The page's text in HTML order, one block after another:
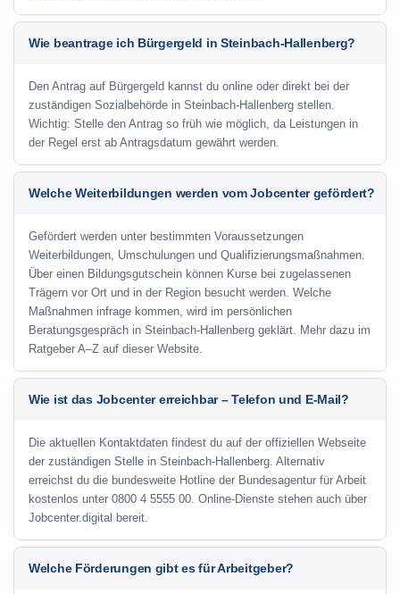
Wie beantrage ich Bürgergeld in Steinbach-Hallenberg?
Den Antrag auf Bürgergeld kannst du online oder direkt bei der
zuständigen Sozialbehörde in Steinbach-Hallenberg stellen.
Wichtig: Stelle den Antrag so früh wie möglich, da Leistungen in
der Regel erst ab Antragsdatum gewährt werden.
Welche Weiterbildungen werden vom Jobcenter gefördert?
Gefördert werden unter bestimmten Voraussetzungen
Weiterbildungen, Umschulungen und Qualifizierungsmaßnahmen.
Über einen Bildungsgutschein können Kurse bei zugelassenen
Trägern vor Ort und in der Region besucht werden. Welche
Maßnahmen infrage kommen, wird im persönlichen
Beratungsgespräch in Steinbach-Hallenberg geklärt. Mehr dazu im
Ratgeber A–Z auf dieser Website.
Wie ist das Jobcenter erreichbar – Telefon und E-Mail?
Die aktuellen Kontaktdaten findest du auf der offiziellen Webseite
der zuständigen Stelle in Steinbach-Hallenberg. Alternativ
erreichst du die bundesweite Hotline der Bundesagentur für Arbeit
kostenlos unter 0800 4 5555 00. Online-Dienste stehen auch über
Jobcenter.digital bereit.
Welche Förderungen gibt es für Arbeitgeber?